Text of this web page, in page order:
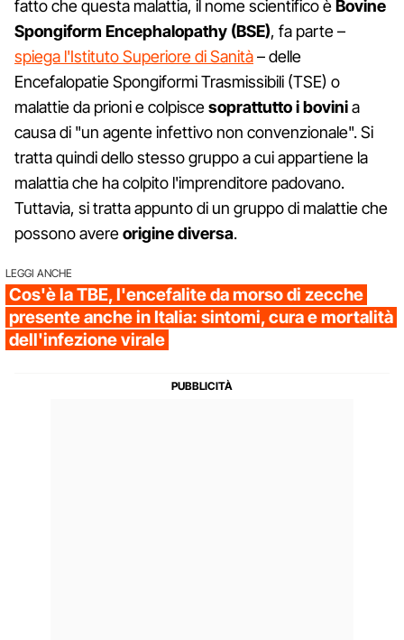
fatto che questa malattia, il nome scientifico è Bovine
Spongiform Encephalopathy (BSE), fa parte –
spiega l'Istituto Superiore di Sanità– delle
Encefalopatie Spongiformi Trasmissibili (TSE) o
malattie da prioni e colpiscesoprattutto i bovinia
causa di "un agente infettivo non convenzionale". Si
tratta quindi dello stesso gruppo a cui appartiene la
malattia che ha colpito l'imprenditore padovano.
Tuttavia, si tratta appunto di un gruppo di malattie che
possono avereorigine diversa.
LEGGI ANCHE
Cos'è la TBE, l'encefalite da morso di zecche
presente anche in Italia: sintomi, cura e mortalità
dell'infezione virale